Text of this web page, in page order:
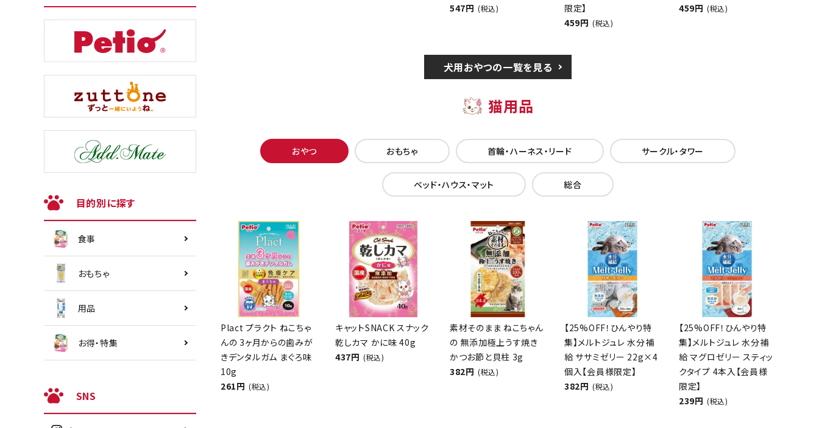
目的別に探す
食事
おもちゃ
用品
お得・特集
SNS
547円 (税込)
限定】
459円 (税込)
459円 (税込)
犬用おやつの一覧を見る
猫用品
おやつ おもちゃ 首輪・ハーネス・リード サークル・タワー
ベッド・ハウス・マット 総合
Plact プラクト ねこちゃ
んの 3ヶ月からの歯みが
きデンタルガム まぐろ味
10g
261円 (税込)
キャットSNACK スナック
乾しカマ かに味 40g
437円 (税込)
素材そのまま ねこちゃん
の 無添加極上うす焼き
かつお節と貝柱 3g
382円 (税込)
【25%OFF！ひんやり特
集】メルトジュレ 水分補
給 ササミゼリー 22g×4
個入【会員様限定】
382円 (税込)
【25%OFF！ひんやり特
集】メルトジュレ 水分補
給 マグロゼリー スティッ
クタイプ 4本入【会員様
限定】
239円 (税込)